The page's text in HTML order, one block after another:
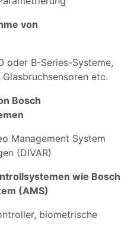
von
oder B-Series-Systeme,
etc.
Bosch
Management System
(DIVAR)
wie Bosch
(AMS)
biometrische